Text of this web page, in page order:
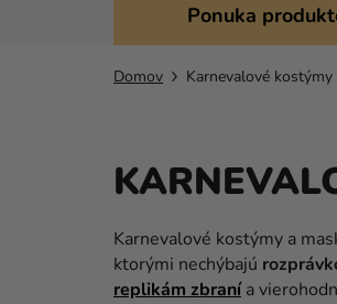
Ponuka
Domov Karnevalové kostýmy
Karnevalové kostýmy a
ktorými nechýbajú
replikám zbraní a